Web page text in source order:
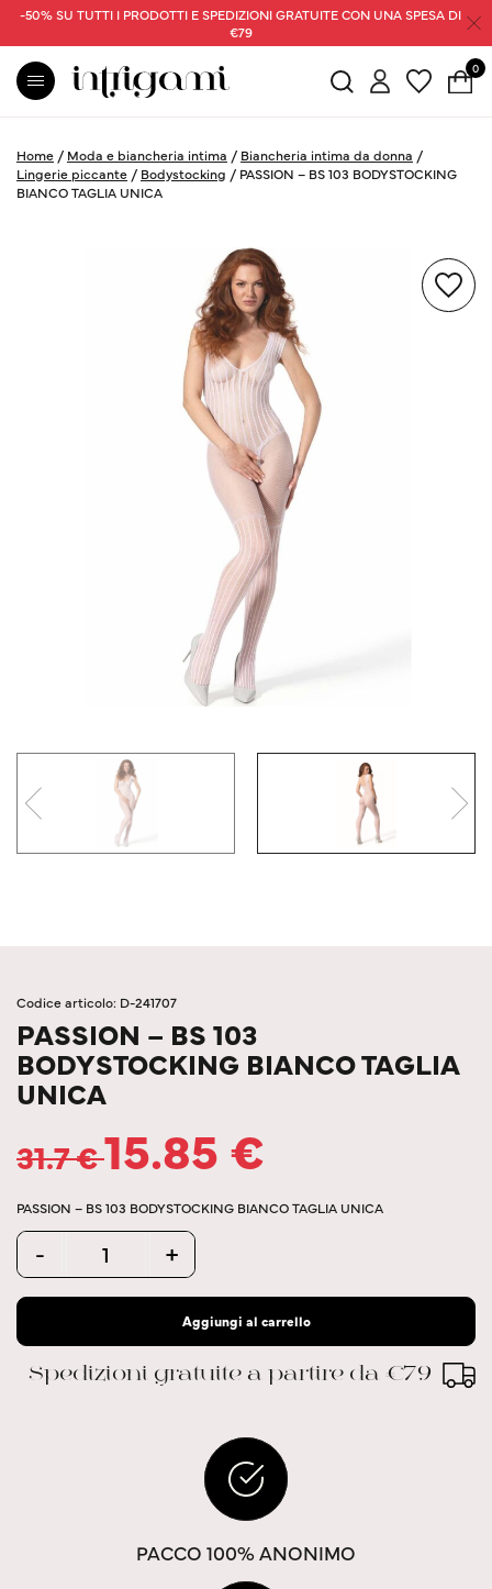
-50% SU TUTTI I PRODOTTI E SPEDIZIONI GRATUITE CON UNA SPESA DI
€79
0
Home / Moda e biancheria intima / Biancheria intima da donna /
Lingerie piccante / Bodystocking / PASSION – BS 103 BODYSTOCKING
BIANCO TAGLIA UNICA
Codice articolo: D-241707
PASSION – BS 103
BODYSTOCKING BIANCO TAGLIA
UNICA
31.7€15.85€
PASSION – BS 103 BODYSTOCKING BIANCO TAGLIA UNICA
Quantity
- +
Aggiungi al carrello
Spedizioni gratuite a partire da €79
PACCO 100% ANONIMO